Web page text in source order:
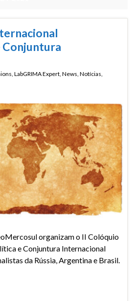
, LabGRIMA Expert, News, Notícias,
organizam o II Colóquio
e Conjuntura Internacional
da Rússia, Argentina e Brasil.